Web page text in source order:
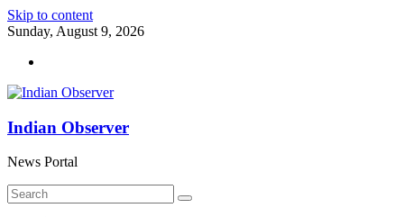
Skip to content
Sunday, August 9, 2026
Indian Observer
News Portal